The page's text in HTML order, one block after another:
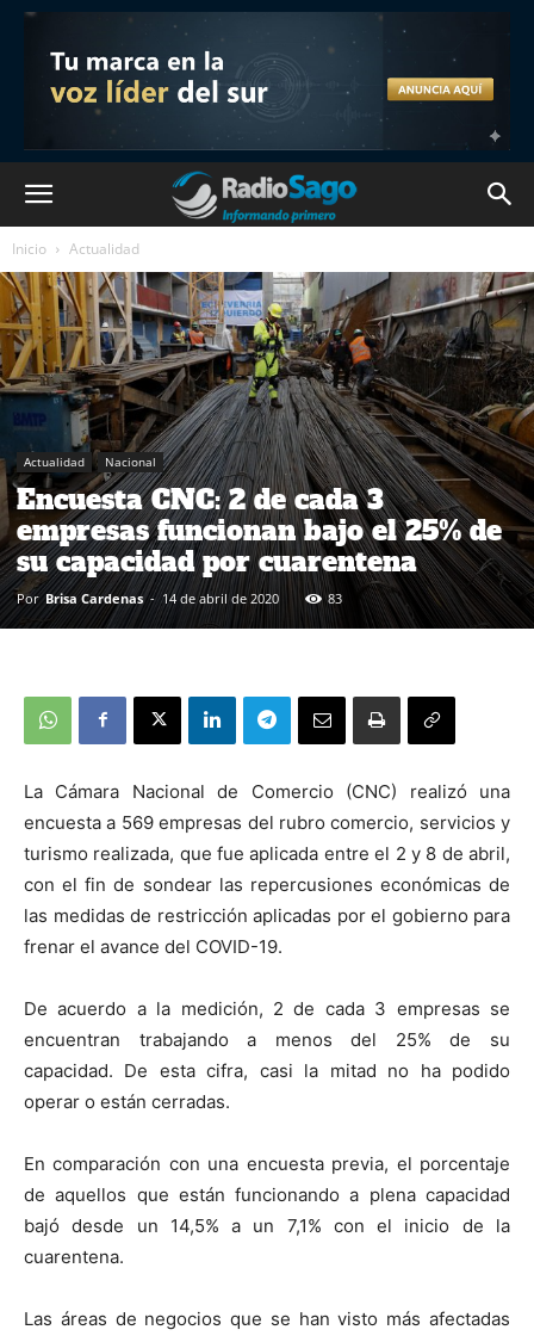
Inicio Actualidad
Actualidad Nacional
Encuesta CNC: 2 de cada 3
empresas funcionan bajo el 25% de
su capacidad por cuarentena
Por Brisa Cardenas - 14 de abril de 2020 83
La Cámara Nacional de Comercio (CNC) realizó una
encuesta a 569 empresas del rubro comercio, servicios y
turismo realizada, que fue aplicada entre el 2 y 8 de abril,
con el fin de sondear las repercusiones económicas de
las medidas de restricción aplicadas por el gobierno para
frenar el avance del COVID-19.
De acuerdo a la medición, 2 de cada 3 empresas se
encuentran trabajando a menos del 25% de su
capacidad. De esta cifra, casi la mitad no ha podido
operar o están cerradas.
En comparación con una encuesta previa, el porcentaje
de aquellos que están funcionando a plena capacidad
bajó desde un 14,5% a un 7,1% con el inicio de la
cuarentena.
Las áreas de negocios que se han visto más afectadas